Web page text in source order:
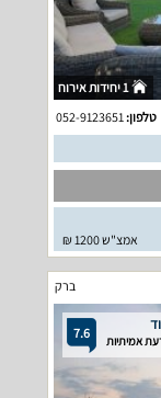
1 יחידות אירוח
טלפון:052-9123651
אמצ"ש 1200 ₪
ברק
7.6